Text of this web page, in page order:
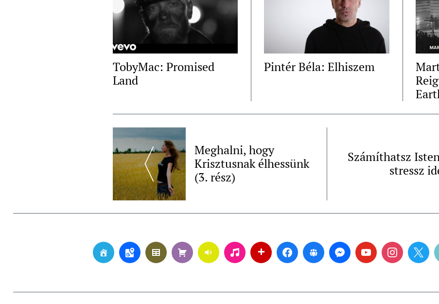
TobyMac: Promised
Land
Pintér Béla: Elhiszem
Post
NavigationMeghalni, hogy
Krisztusnak élhessünk
(3. rész)
Számíthatsz
stressz